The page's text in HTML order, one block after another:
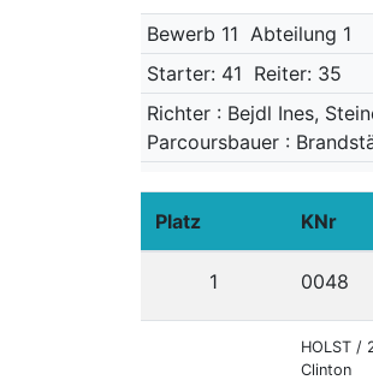
Bewerb 11 Abteilung 1
Starter: 41 Reiter: 35
Richter : Bejdl Ines,
Parcoursbauer :
Platz KNr
1 0048
HOLST /
Clinton